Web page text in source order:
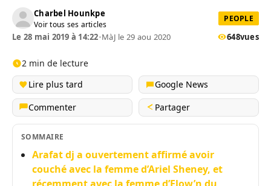
Charbel Hounkpe
Voir tous ses articles
PEOPLE
Le 28 mai 2019 à 14:22•MàJ le 29 aou 2020 648vues
2 min de lecture
Lire plus tard
Google News
Commenter
Partager
SOMMAIRE
Arafat dj a ouvertement affirmé avoir
couché avec la femme d’Ariel Sheney, et